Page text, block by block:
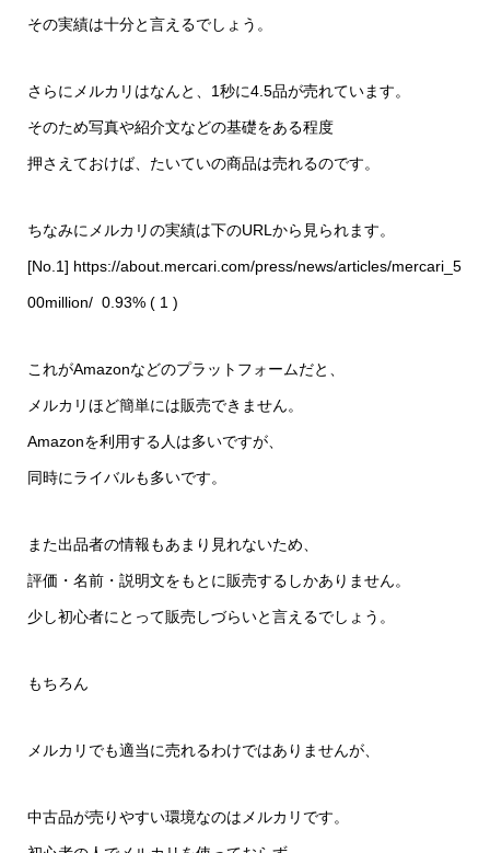
その実績は十分と言えるでしょう。
さらにメルカリはなんと、1秒に4.5品が売れています。
そのため写真や紹介文などの基礎をある程度
押さえておけば、たいていの商品は売れるのです。
ちなみにメルカリの実績は下のURLから見られます。
[No.1] https://about.mercari.com/press/news/articles/mercari_5
00million/0.93% ( 1 )
これがAmazonなどのプラットフォームだと、
メルカリほど簡単には販売できません。
Amazonを利用する人は多いですが、
同時にライバルも多いです。
また出品者の情報もあまり見れないため、
評価・名前・説明文をもとに販売するしかありません。
少し初心者にとって販売しづらいと言えるでしょう。
もちろん
メルカリでも適当に売れるわけではありませんが、
中古品が売りやすい環境なのはメルカリです。